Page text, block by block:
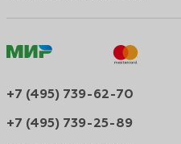
+7 (495) 739-62-70
+7 (495) 739-25-89